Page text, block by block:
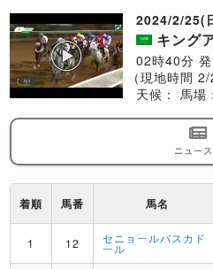
2024/2/25(
キング
02時40分
（現地時間
天候： 馬場
ニュース
着順 馬番 馬名
1 12 セニョールバスカド
ール